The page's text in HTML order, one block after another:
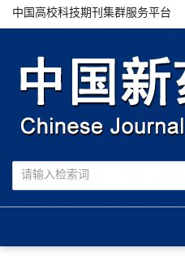
中国高校科技期刊集群服务平台